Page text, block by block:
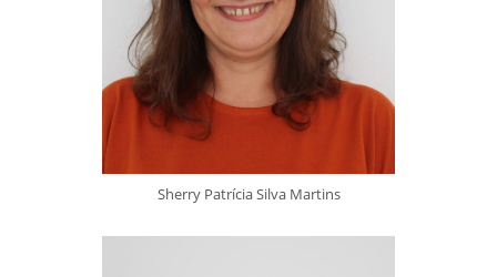
Sherry Patrícia Silva Martins